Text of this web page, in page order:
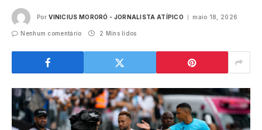
Por VINICIUS MORORÓ - JORNALISTA ATÍPICO maio 18, 2026
Nenhum comentário 2 Mins lidos